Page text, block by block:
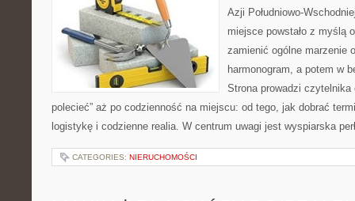
Azji Południowo-
miejsce powstało z myślą
zamienić ogólne marzenie
harmonogram, a potem w
Strona prowadzi czytelnika
polecieć” aż po codzienność na miejscu: od tego, jak dobrać
logistykę i codzienne realia. W centrum uwagi jest wyspiarska
CATEGORIES: NIERUCHOMOŚCI